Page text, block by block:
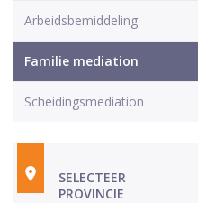
Arbeidsbemiddeling
Familie mediation
Scheidingsmediation
SELECTEER
PROVINCIE